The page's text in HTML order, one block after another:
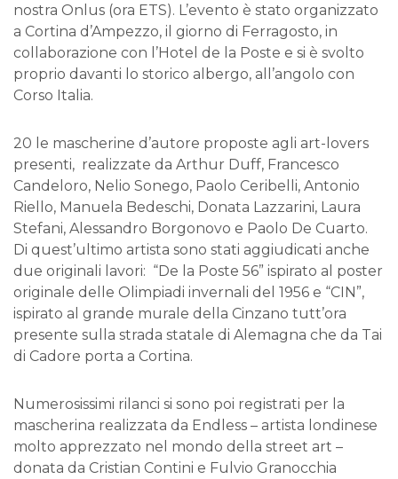
nostra Onlus (ora ETS). L’evento è stato organizzato
a Cortina d’Ampezzo, il giorno di Ferragosto, in
collaborazione con l’Hotel de la Poste e si è svolto
proprio davanti lo storico albergo, all’angolo con
Corso Italia.
20 le mascherine d’autore proposte agli art-lovers
presenti, realizzate da Arthur Duff, Francesco
Candeloro, Nelio Sonego, Paolo Ceribelli, Antonio
Riello, Manuela Bedeschi, Donata Lazzarini, Laura
Stefani, Alessandro Borgonovo e Paolo De Cuarto.
Di quest’ultimo artista sono stati aggiudicati anche
due originali lavori: “De la Poste 56” ispirato al poster
originale delle Olimpiadi invernali del 1956 e “CIN”,
ispirato al grande murale della Cinzano tutt’ora
presente sulla strada statale di Alemagna che da Tai
di Cadore porta a Cortina.
Numerosissimi rilanci si sono poi registrati per la
mascherina realizzata da Endless – artista londinese
molto apprezzato nel mondo della street art –
donata da Cristian Contini e Fulvio Granocchia